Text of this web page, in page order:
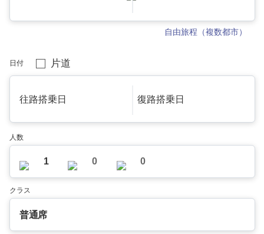
自由旅程（複数都市）
日付 片道
往路搭乗日 復路搭乗日
人数
1 0 0
クラス
普通席